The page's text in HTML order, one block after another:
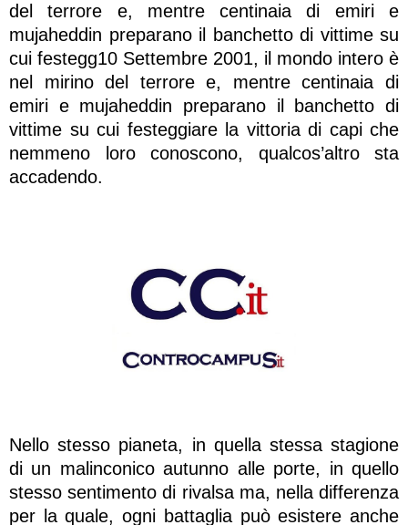
del terrore e, mentre centinaia di emiri e
mujaheddin preparano il banchetto di vittime su
cui festegg10 Settembre 2001, il mondo intero è
nel mirino del terrore e, mentre centinaia di
emiri e mujaheddin preparano il banchetto di
vittime su cui festeggiare la vittoria di capi che
nemmeno loro conoscono, qualcos’altro sta
accadendo.
Nello stesso pianeta, in quella stessa stagione
di un malinconico autunno alle porte, in quello
stesso sentimento di rivalsa ma, nella differenza
per la quale, ogni battaglia può esistere anche